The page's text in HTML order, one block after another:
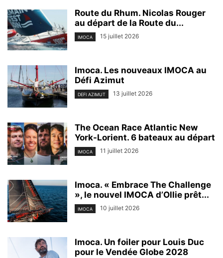
Route du Rhum. Nicolas Rouger
au départ de la Route du...
IMOCA 15 juillet 2026
Imoca. Les nouveaux IMOCA au
Défi Azimut
DEFI AZIMUT 13 juillet 2026
The Ocean Race Atlantic New
York-Lorient. 6 bateaux au départ
IMOCA 11 juillet 2026
Imoca. « Embrace The Challenge
», le nouvel IMOCA d’Ollie prêt...
IMOCA 10 juillet 2026
Imoca. Un foiler pour Louis Duc
pour le Vendée Globe 2028